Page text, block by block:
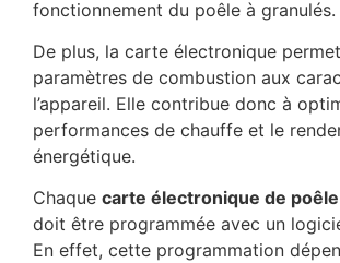
fonctionnement du poêle à granulés.
De plus, la carte électronique
paramètres de combustion aux
l’appareil. Elle contribue donc à
performances de chauffe et le
énergétique.
Chaque carte électronique de
doit être programmée avec un
En effet, cette programmation